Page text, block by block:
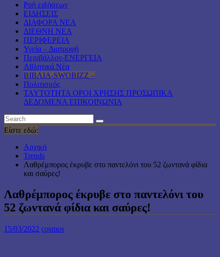
Ροή ειδήσεων
ΕΙΔΗΣΕΙΣ
ΔΙΑΦΟΡΑ ΝΕΑ
ΔΙΕΘΝΗ ΝΕΑ
ΠΕΡΙΦΕΡΕΙΑ
Υγεία – Διατροφή
Περιβάλλον-ΕΝΕΡΓΕΙΑ
Αθλητικά Νέα
ΒΙΒΛΙΑ-SWOBIZZ –
Πολιτισμός
TAYTOTHTA ΟΡΟΙ ΧΡΗΣΗΣ ΠΡΟΣΩΠΙΚΑ
ΔΕΔΟΜΕΝΑ ΕΠΙΚΟΙΝΩΝΙΑ
Είστε εδώ:
Αρχική
Trends
Λαθρέμπορος έκρυβε στο παντελόνι του 52 ζωντανά φίδια
και σαύρες!
Λαθρέμπορος έκρυβε στο παντελόνι του
52 ζωντανά φίδια και σαύρες!
15/03/2022 cosmos